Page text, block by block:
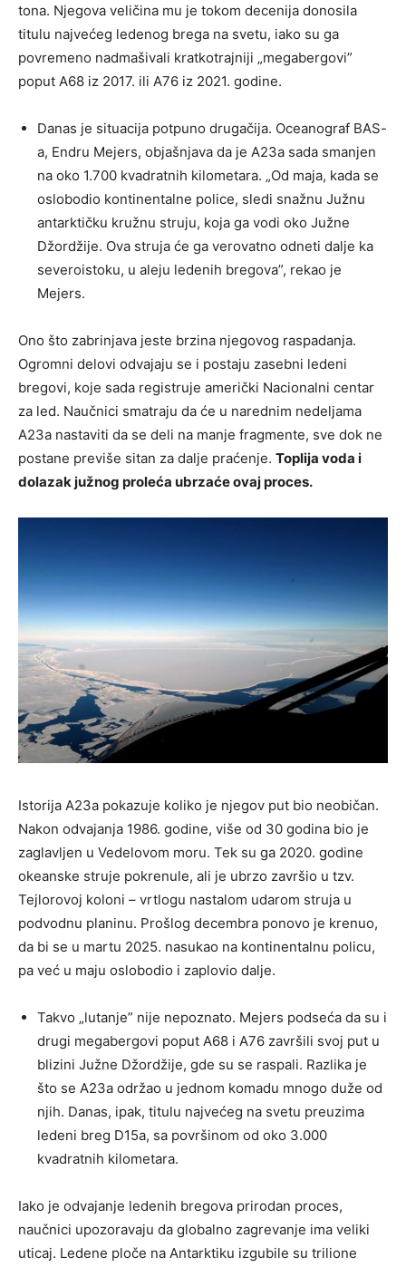
tona. Njegova veličina mu je tokom decenija donosila
titulu najvećeg ledenog brega na svetu, iako su ga
povremeno nadmašivali kratkotrajniji „megabergovi”
poput A68 iz 2017. ili A76 iz 2021. godine.
Danas je situacija potpuno drugačija. Oceanograf BAS-
a, Endru Mejers, objašnjava da je A23a sada smanjen
na oko 1.700 kvadratnih kilometara. „Od maja, kada se
oslobodio kontinentalne police, sledi snažnu Južnu
antarktičku kružnu struju, koja ga vodi oko Južne
Džordžije. Ova struja će ga verovatno odneti dalje ka
severoistoku, u aleju ledenih bregova”, rekao je
Mejers.
Ono što zabrinjava jeste brzina njegovog raspadanja.
Ogromni delovi odvajaju se i postaju zasebni ledeni
bregovi, koje sada registruje američki Nacionalni centar
za led. Naučnici smatraju da će u narednim nedeljama
A23a nastaviti da se deli na manje fragmente, sve dok ne
postane previše sitan za dalje praćenje. Toplija voda i
dolazak južnog proleća ubrzaće ovaj proces.
Istorija A23a pokazuje koliko je njegov put bio neobičan.
Nakon odvajanja 1986. godine, više od 30 godina bio je
zaglavljen u Vedelovom moru. Tek su ga 2020. godine
okeanske struje pokrenule, ali je ubrzo završio u tzv.
Tejlorovoj koloni – vrtlogu nastalom udarom struja u
podvodnu planinu. Prošlog decembra ponovo je krenuo,
da bi se u martu 2025. nasukao na kontinentalnu policu,
pa već u maju oslobodio i zaplovio dalje.
Takvo „lutanje” nije nepoznato. Mejers podseća da su i
drugi megabergovi poput A68 i A76 završili svoj put u
blizini Južne Džordžije, gde su se raspali. Razlika je
što se A23a održao u jednom komadu mnogo duže od
njih. Danas, ipak, titulu najvećeg na svetu preuzima
ledeni breg D15a, sa površinom od oko 3.000
kvadratnih kilometara.
Iako je odvajanje ledenih bregova prirodan proces,
naučnici upozoravaju da globalno zagrevanje ima veliki
uticaj. Ledene ploče na Antarktiku izgubile su trilione